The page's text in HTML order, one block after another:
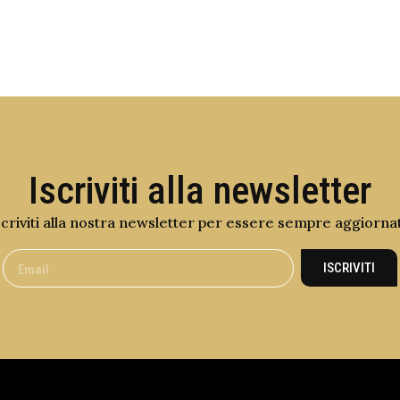
Iscriviti alla newsletter
alla nostra newsletter per essere sempre
ISCRIVITI